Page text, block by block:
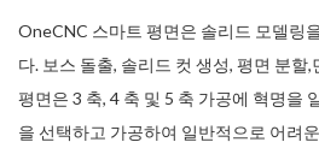
OneCNC 스마트 평면은 솔리드 모델링
다. 보스 돌출, 솔리드 컷 생성, 평면 분할
평면은 3 축, 4 축 및 5 축 가공에 혁명을
을 선택하고 가공하여 일반적으로 어려